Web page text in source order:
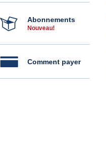
Abonnements
Nouveau!
Comment payer